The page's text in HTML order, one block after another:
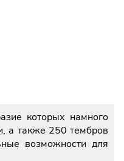
которых намного
а также 250 тембров
возможности для